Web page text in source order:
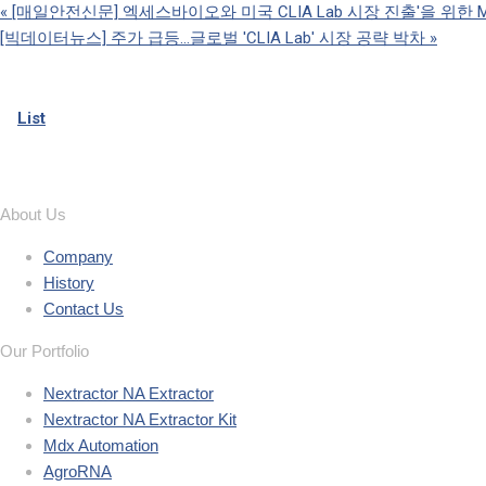
« [매일안전신문] 엑세스바이오와 미국 CLIA Lab 시장 진출'을 위한
[빅데이터뉴스] 주가 급등…글로벌 'CLIA Lab' 시장 공략 박차 »
List
About Us
Company
History
Contact Us
Our Portfolio
Nextractor NA Extractor
Nextractor NA Extractor Kit
Mdx Automation
AgroRNA